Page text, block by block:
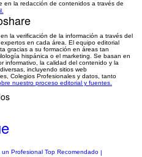
en la redacción de contenidos a través de
la verificación de la información a través del
en cada área. El equipo editorial
gracias a su formación en áreas tan
hispánica o el marketing. Se basan en
informativo, la calidad del contenido y la
incluyendo sitios web
Colegios Profesionales y datos, tanto
nuestro proceso editorial y fuentes.
|